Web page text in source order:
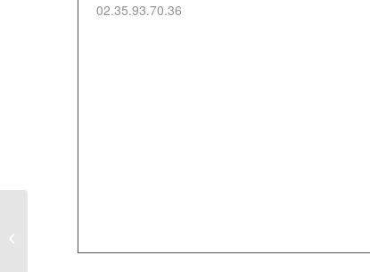
02.35.93.70.36